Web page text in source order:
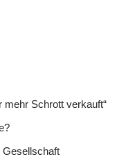
Schrott verkauft“
Gesellschaft